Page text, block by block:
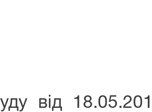
від